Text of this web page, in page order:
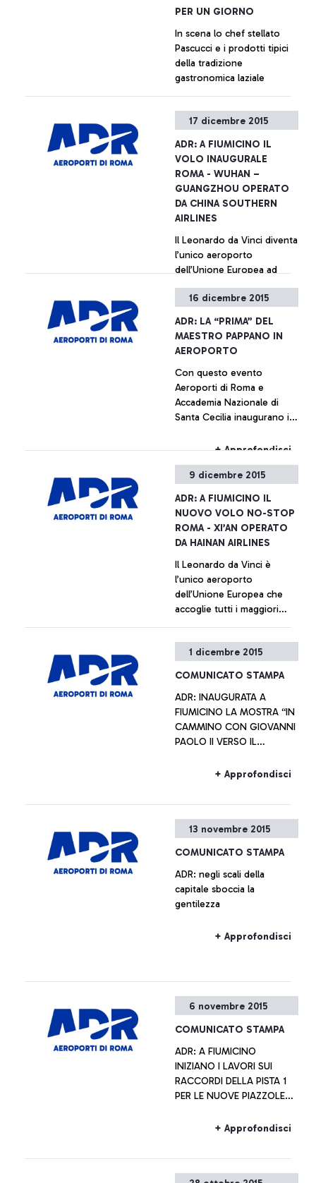
PER UN GIORNO
In scena lo chef stellato
Pascucci e i prodotti tipici
della tradizione
gastronomica laziale
+ Approfondisci
17 dicembre 2015
ADR: A FIUMICINO IL
VOLO INAUGURALE
ROMA - WUHAN –
GUANGZHOU OPERATO
DA CHINA SOUTHERN
AIRLINES
Il Leonardo da Vinci diventa
l’unico aeroporto
dell’Unione Europea ad
vettori cinesi
+ Approfondisci
16 dicembre 2015
ADR: LA “PRIMA” DEL
MAESTRO PAPPANO IN
AEROPORTO
Con questo evento
Aeroporti di Roma e
Accademia Nazionale di
Santa Cecilia inaugurano il
Cecilia al Volo”, ogni
Leonardo da Vinci
+ Approfondisci
9 dicembre 2015
ADR: A FIUMICINO IL
NUOVO VOLO NO-STOP
ROMA - XI’AN OPERATO
DA HAINAN AIRLINES
Il Leonardo da Vinci è
l’unico aeroporto
dell’Unione Europea che
accoglie tutti i maggiori
+ Approfondisci
1 dicembre 2015
COMUNICATO STAMPA
ADR: INAUGURATA A
FIUMICINO LA MOSTRA “IN
CAMMINO CON GIOVANNI
PAOLO II VERSO IL
DELLA MISERICORDIA” Le
+ Approfondisci
13 novembre 2015
COMUNICATO STAMPA
ADR: negli scali della
capitale sboccia la
gentilezza
+ Approfondisci
6 novembre 2015
COMUNICATO STAMPA
ADR: A FIUMICINO
INIZIANO I LAVORI SUI
RACCORDI DELLA PISTA 1
PER LE NUOVE PIAZZOLE
+ Approfondisci